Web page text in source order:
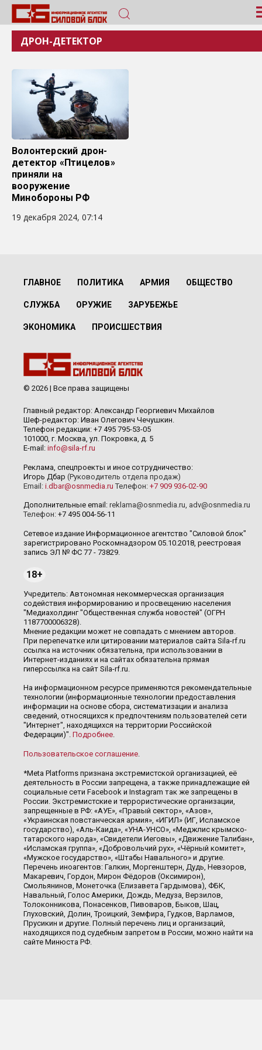
ДРОН-ДЕТЕКТОР
Волонтерский дрон-
детектор «Птицелов»
приняли на
вооружение
Минобороны РФ
19 декабря 2024, 07:14
ГЛАВНОЕ ПОЛИТИКА АРМИЯ ОБЩЕСТВО
СЛУЖБА ОРУЖИЕ ЗАРУБЕЖЬЕ
ЭКОНОМИКА ПРОИСШЕСТВИЯ
© 2026 | Все права защищены
Главный редактор: Александр Георгиевич Михайлов
Шеф-редактор: Иван Олегович Чечушкин.
Телефон редакции: +7 495 795-53-05
101000, г. Москва, ул. Покровка, д. 5
E-mail: info@sila-rf.ru
Реклама, спецпроекты и иное сотрудничество:
Игорь Дбар (Руководитель отдела продаж)
Email: i.dbar@osnmedia.ru Телефон: +7 909 936-02-90
Дополнительные email: reklama@osnmedia.ru, adv@osnmedia.ru
Телефон: +7 495 004-56-11
Сетевое издание Информационное агентство "Силовой блок"
зарегистрировано Роскомнадзором 05.10.2018, реестровая
запись ЭЛ № ФС 77 - 73829.
18+
Учредитель: Автономная некоммерческая организация
содействия информированию и просвещению населения
"Медиахолдинг "Общественная служба новостей" (ОГРН
1187700006328).
Мнение редакции может не совпадать с мнением авторов.
При перепечатке или цитировании материалов сайта Sila-rf.ru
ссылка на источник обязательна, при использовании в
Интернет-изданиях и на сайтах обязательна прямая
гиперссылка на сайт Sila-rf.ru.
На информационном ресурсе применяются рекомендательные
технологии (информационные технологии предоставления
информации на основе сбора, систематизации и анализа
сведений, относящихся к предпочтениям пользователей сети
"Интернет", находящихся на территории Российской
Федерации)". Подробнее.
Пользовательское соглашение.
*Meta Platforms признана экстремистской организацией, её
деятельность в России запрещена, а также принадлежащие ей
социальные сети Facebook и Instagram так же запрещены в
России. Экстремистские и террористические организации,
запрещенные в РФ: «АУЕ», «Правый сектор», «Азов»,
«Украинская повстанческая армия», «ИГИЛ» (ИГ, Исламское
государство), «Аль-Каида», «УНА-УНСО», «Меджлис крымско-
татарского народа», «Свидетели Иеговы», «Движение Талибан»,
«Исламская группа», «Добровольчий рух», «Чёрный комитет»,
«Мужское государство», «Штабы Навального» и другие.
Перечень иноагентов: Галкин, Моргенштерн, Дудь, Невзоров,
Макаревич, Гордон, Мирон Фёдоров (Оксимирон),
Смольянинов, Монеточка (Елизавета Гардымова), ФБК,
Навальный, Голос Америки, Дождь, Медуза, Верзилов,
Толоконникова, Понасенков, Пивоваров, Быков, Шац,
Глуховский, Долин, Троицкий, Земфира, Гудков, Варламов,
Прусикин и другие. Полный перечень лиц и организаций,
находящихся под судебным запретом в России, можно найти на
сайте Минюста РФ.